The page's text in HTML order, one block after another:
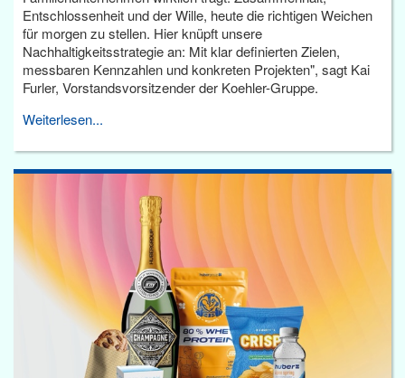
Entschlossenheit und der Wille, heute die richtigen Weichen
für morgen zu stellen. Hier knüpft unsere
Nachhaltigkeitsstrategie an: Mit klar definierten Zielen,
messbaren Kennzahlen und konkreten Projekten", sagt Kai
Furler, Vorstandsvorsitzender der Koehler-Gruppe.
Weiterlesen...